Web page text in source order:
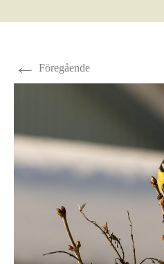
← Föregående